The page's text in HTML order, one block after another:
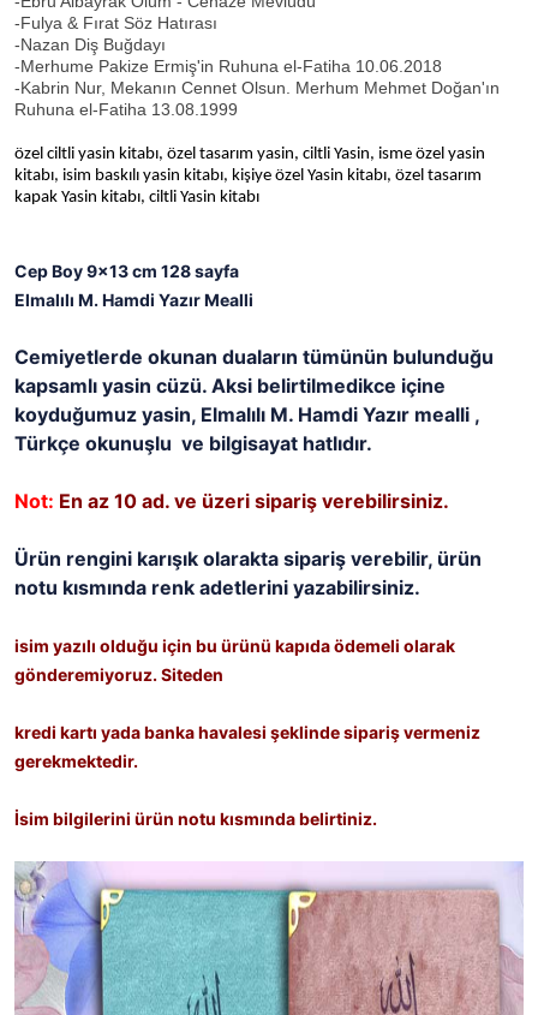
-Fulya & Fırat Söz Hatırası
-Nazan Diş Buğdayı
-Merhume Pakize Ermiş'in Ruhuna el-Fatiha 10.06.2018
-Kabrin Nur, Mekanın Cennet Olsun. Merhum Mehmet Doğan'ın
Ruhuna el-Fatiha 13.08.1999
özel ciltli yasin kitabı, özel tasarım yasin, ciltli Yasin, isme özel yasin
kitabı, isim baskılı yasin kitabı, kişiye özel Yasin kitabı, özel tasarım
kapak Yasin kitabı, ciltli Yasin kitabı
Cep Boy 9x13 cm 128 sayfa
Elmalılı M. Hamdi Yazır Mealli
Cemiyetlerde okunan duaların tümünün bulunduğu
kapsamlı yasin cüzü. Aksi belirtilmedikce içine
koyduğumuz yasin, Elmalılı M. Hamdi Yazır mealli ,
Türkçe okunuşlu ve bilgisayat hatlıdır.
Not: En az 10 ad. ve üzeri sipariş verebilirsiniz.
Ürün rengini karışık olarakta sipariş verebilir, ürün
notu kısmında renk adetlerini yazabilirsiniz.
isim yazılı olduğu için bu ürünü kapıda ödemeli olarak
gönderemiyoruz. Siteden
kredi kartı yada banka havalesi şeklinde sipariş vermeniz
gerekmektedir.
İsim bilgilerini ürün notu kısmında belirtiniz.